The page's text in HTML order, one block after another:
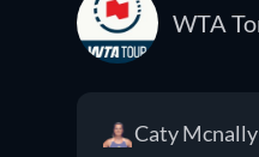
WTA
Caty Mcnally